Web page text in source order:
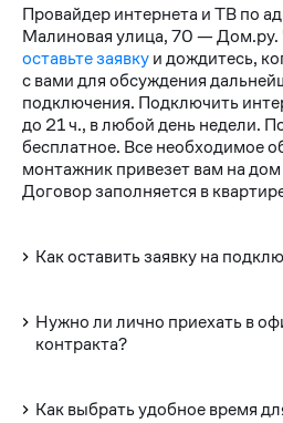
Провайдер интернета и ТВ по
Малиновая улица, 70 — Дом.ру.
оставьте заявкуи дождитесь,
с вами для обсуждения
подключения. Подключить
до 21 ч., в любой день недели.
бесплатное. Все необходимое
монтажник привезет вам на
Договор заполняется в
Как оставить заявку на
Нужно ли лично приехать в
контракта?
Как выбрать удобное время